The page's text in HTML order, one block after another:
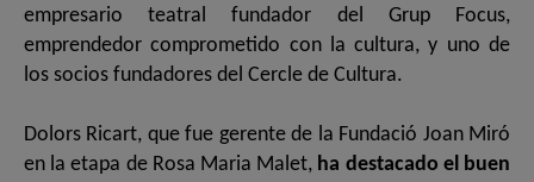
empresario teatral fundador del Grup Focus,
emprendedor comprometido con la cultura, y uno de
los socios fundadores del Cercle de Cultura.
Dolors Ricart, que fue gerente de la Fundació Joan Miró
en la etapa de Rosa Maria Malet, ha destacado el buen